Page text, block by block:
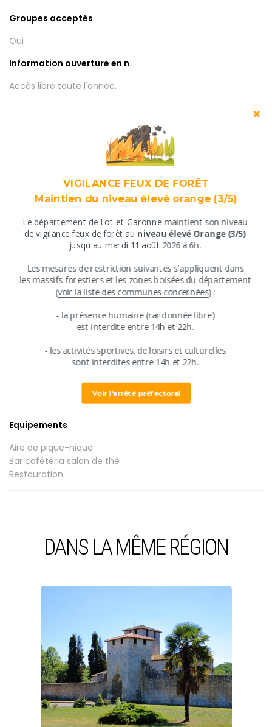
Groupes acceptés
Oui
Information ouverture en n
Accès libre toute l'année.
Sites et monuments historiques classés
Sites et monuments historiques inscrits
Ensemble fortifié et remparts
Ville, village et quartier
Descriptif tarifs
Visite libre :
Visite guidée sur réservation. :
Equipements / activités
Equipements
Aire de pique-nique
Bar cafétéria salon de thé
Restauration
DANS LA MÊME RÉGION
VIGILANCE FEUX DE FORÊT
Maintien du niveau élevé orange (3/5)
Le département de Lot-et-Garonne maintient son niveau
​de vigilance feux de forêt au niveau élevé Orange (3/5)
jusqu'au mardi 11 août 2026 à 6h.
​Les mesures de restriction suivantes s'appliquent ​dans
​les massifs forestiers et les zones boisées du département
​(voir la liste des communes concernées) :
​​- ​la présence humaine (randonnée libre)
​est interdite entre ​14h et 22h.
​- les activités sportives, de loisirs et culturelles
​sont interdites ​entre 14h et 22h.
Voir l'arrêté préfectoral